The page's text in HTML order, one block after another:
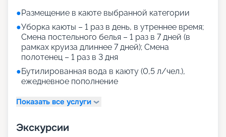
●Размещение в каюте выбранной категории
●Уборка каюты – 1 раз в день, в утреннее время;
Смена постельного белья – 1 раз в 7 дней (в
рамках круиза длиннее 7 дней); Смена
полотенец – 1 раз в 3 дня
●Бутилированная вода в каюту (0,5 л/чел.),
ежедневное пополнение
Показать все услуги
Экскурсии